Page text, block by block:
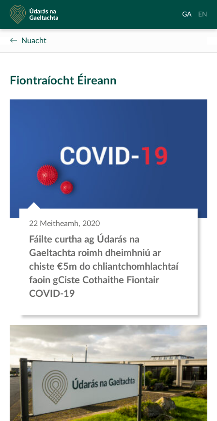
Údarás
na
Gaeltachta
Aistrigh
Gaeilge
GA
to
EN
Nuacht
Fiontraíocht Éireann
22 Meitheamh, 2020
Fáilte curtha ag Údarás na
Gaeltachta roimh dheimhniú ar
chiste €5m do chliantchomhlachtaí
faoin gCiste Cothaithe Fiontair
COVID-19